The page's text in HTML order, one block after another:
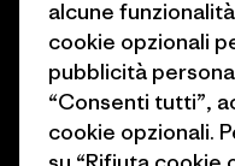
Buoni regalo
Trova un negozio
alcune
cookie opzionali
pubblicità
“Consenti tutti”,
cookie opzionali.